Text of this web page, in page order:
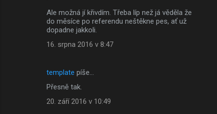
Ale možná jí křivdím. Třeba líp než já věděla že
do měsíce po referendu neštěkne pes, ať už
dopadne jakkoli.
16. srpna 2016 v 8:47
template píše…
Přesně tak.
20. září 2016 v 10:49